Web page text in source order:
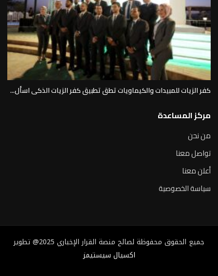
كفر الزيات للمبيدات والكيماويات تطق تطبيق كفر الزيات الذكى اسأل...
مركز المساعدة
من نحن
تواصل معنا
أعلن معنا
سياسة الخصوصية
جميع الحقوق محفوظة لصالح منصة القرار الإخباري 2025@ تطوير
اكسيال سيستيمز